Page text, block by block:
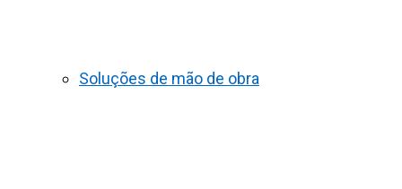
Soluções de mão de obra